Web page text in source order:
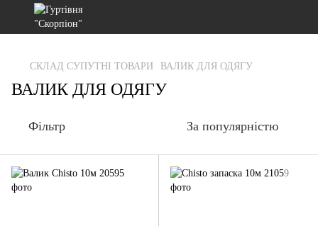
gtag('js', new Date()); gtag('config', 'G-RFXCKGNRF7');
СКЛАД СУПУТНІ ТОВАРИ ВАЛИК ДЛЯ ОДЯГУ
ВАЛИК ДЛЯ ОДЯГУ
Фільтр За популярністю